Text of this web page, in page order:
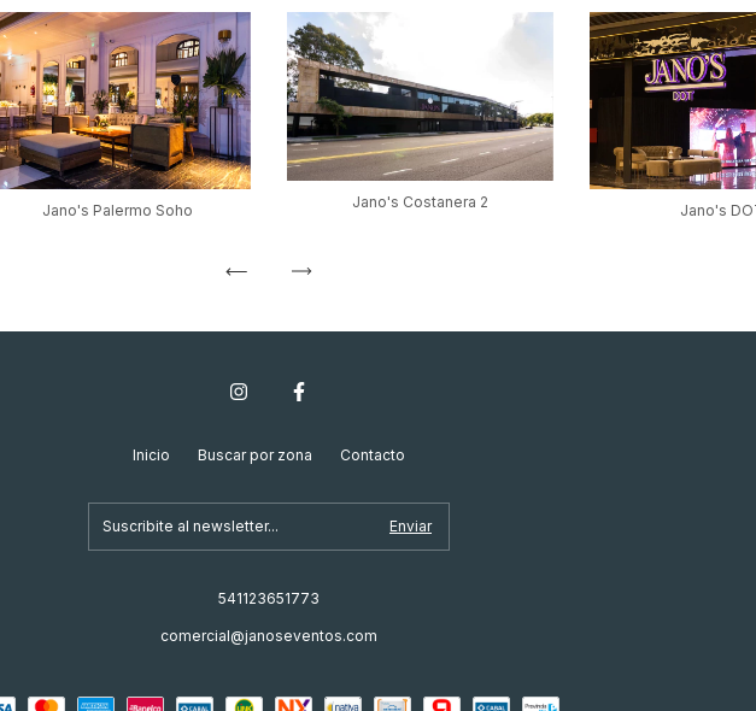
Jano's Palermo Soho Jano's Costanera 2 Jano's
Inicio Buscar por zona Contacto
541123651773
comercial@janoseventos.com